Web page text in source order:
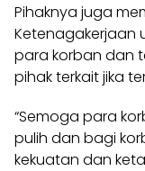
Pihaknya juga
Ketenagakerjaan
para korban dan
pihak terkait jika
“Semoga para
pulih dan bagi
kekuatan dan